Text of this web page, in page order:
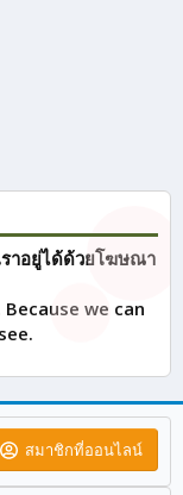
าอยู่ได้ด้วยโฆษณา
we can
สมาชิกที่ออนไลน์